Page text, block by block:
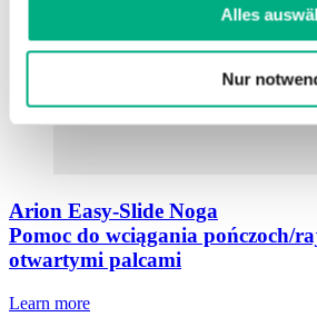
Alles
Nur
Arion Easy-Slide Noga
Pomoc do wciągania pończoch/
otwartymi palcami
Learn more